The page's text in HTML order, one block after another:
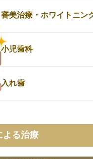
審美治療・ホワイトニン
小児歯科
入れ歯
よる治療